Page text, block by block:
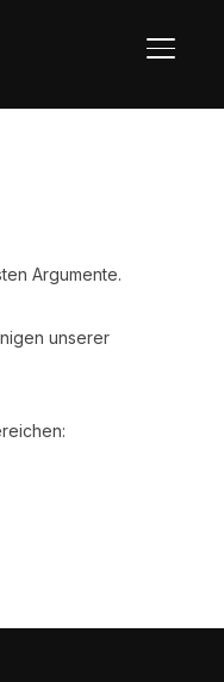
Argumente.
unserer